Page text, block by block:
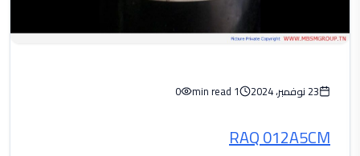
23 نوفمبر، 2024 1 min read
0
RAQ 012A5CM